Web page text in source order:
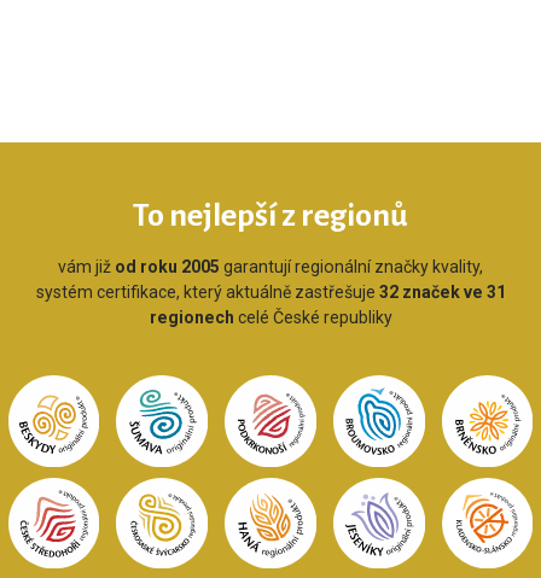
To nejlepší z regionů
vám již od roku 2005 garantují regionální značky kvality,
systém certifikace, který aktuálně zastřešuje 32 značek ve 31
regionech celé České republiky